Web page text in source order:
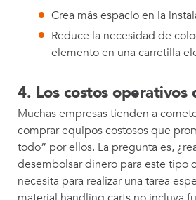
Crea más espacio en la
Reduce la necesidad de
elemento en una carretilla
4. Los costos operativos
Muchas empresas tienden a
comprar equipos costosos que
todo” por ellos. La pregunta es,
desembolsar dinero para este tipo
necesita para realizar una tarea